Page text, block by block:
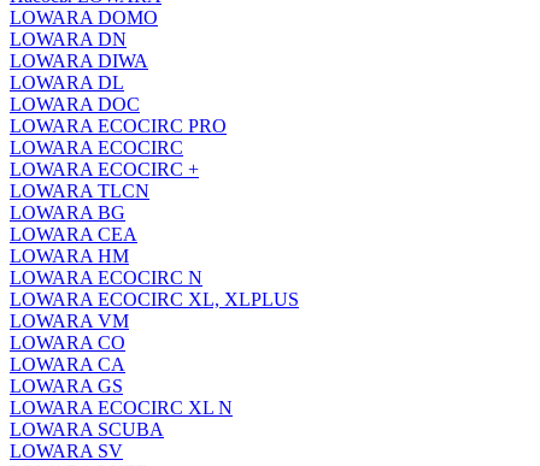
LOWARA DOMO
LOWARA DN
LOWARA DIWA
LOWARA DL
LOWARA DOC
LOWARA ECOCIRC PRO
LOWARA ECOCIRC
LOWARA ECOCIRC +
LOWARA TLCN
LOWARA BG
LOWARA CEA
LOWARA HM
LOWARA ECOCIRC N
LOWARA ECOCIRC XL, XLPLUS
LOWARA VM
LOWARA CO
LOWARA CA
LOWARA GS
LOWARA ECOCIRC XL N
LOWARA SCUBA
LOWARA SV